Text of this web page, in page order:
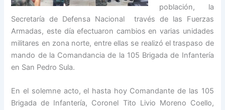
población, la
Secretaría de Defensa Nacional través de las Fuerzas
Armadas, este día efectuaron cambios en varias unidades
militares en zona norte, entre ellas se realizó el traspaso de
mando de la Comandancia de la 105 Brigada de Infantería
en San Pedro Sula.
En el solemne acto, el hasta hoy Comandante de las 105
Brigada de Infantería, Coronel Tito Livio Moreno Coello,